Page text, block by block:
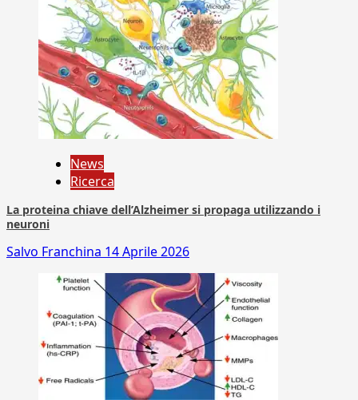
News
Ricerca
La proteina chiave dell’Alzheimer si propaga utilizzando i
neuroni
Salvo Franchina 14 Aprile 2026